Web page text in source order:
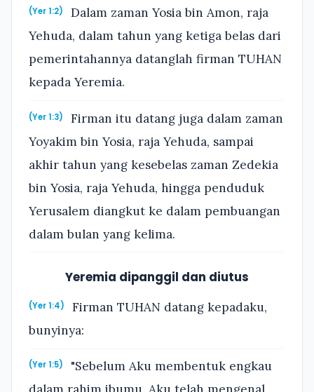
(Yer 1:2)
Dalam zaman Yosia bin Amon, raja
Yehuda, dalam tahun yang ketiga belas dari
pemerintahannya datanglah firman TUHAN
kepada Yeremia.
(Yer 1:3)
Firman itu datang juga dalam zaman
Yoyakim bin Yosia, raja Yehuda, sampai
akhir tahun yang kesebelas zaman Zedekia
bin Yosia, raja Yehuda, hingga penduduk
Yerusalem diangkut ke dalam pembuangan
dalam bulan yang kelima.
Yeremia dipanggil dan diutus
(Yer 1:4)
Firman TUHAN datang kepadaku,
bunyinya:
(Yer 1:5)
"Sebelum Aku membentuk engkau